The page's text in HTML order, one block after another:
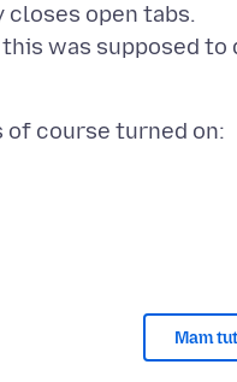
open tabs.
was supposed to
Mam